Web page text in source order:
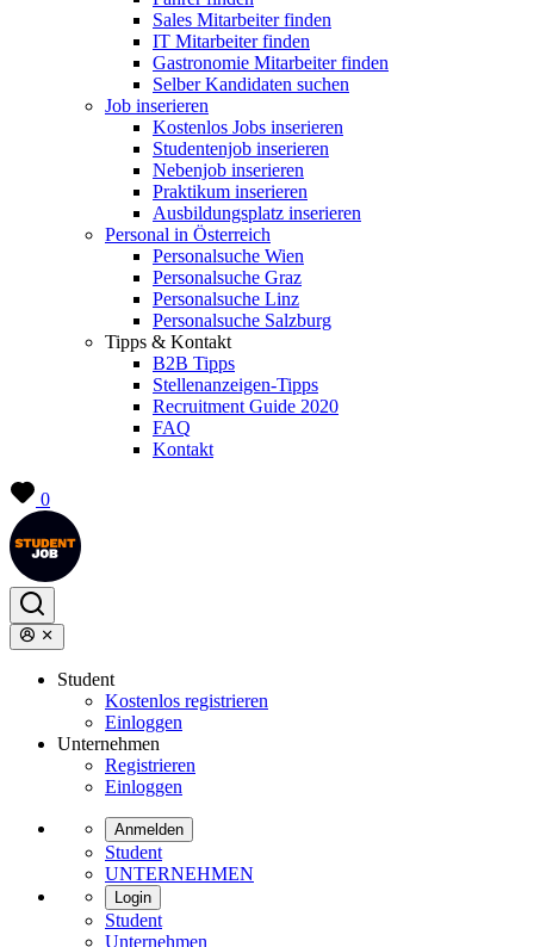
Sales Mitarbeiter finden
IT Mitarbeiter finden
Gastronomie Mitarbeiter finden
Selber Kandidaten suchen
Job inserieren
Kostenlos Jobs inserieren
Studentenjob inserieren
Nebenjob inserieren
Praktikum inserieren
Ausbildungsplatz inserieren
Personal in Österreich
Personalsuche Wien
Personalsuche Graz
Personalsuche Linz
Personalsuche Salzburg
Tipps & Kontakt
B2B Tipps
Stellenanzeigen-Tipps
Recruitment Guide 2020
FAQ
Kontakt
0
Student
Kostenlos registrieren
Einloggen
Unternehmen
Registrieren
Einloggen
Anmelden
Student
UNTERNEHMEN
Login
Student
Unternehmen